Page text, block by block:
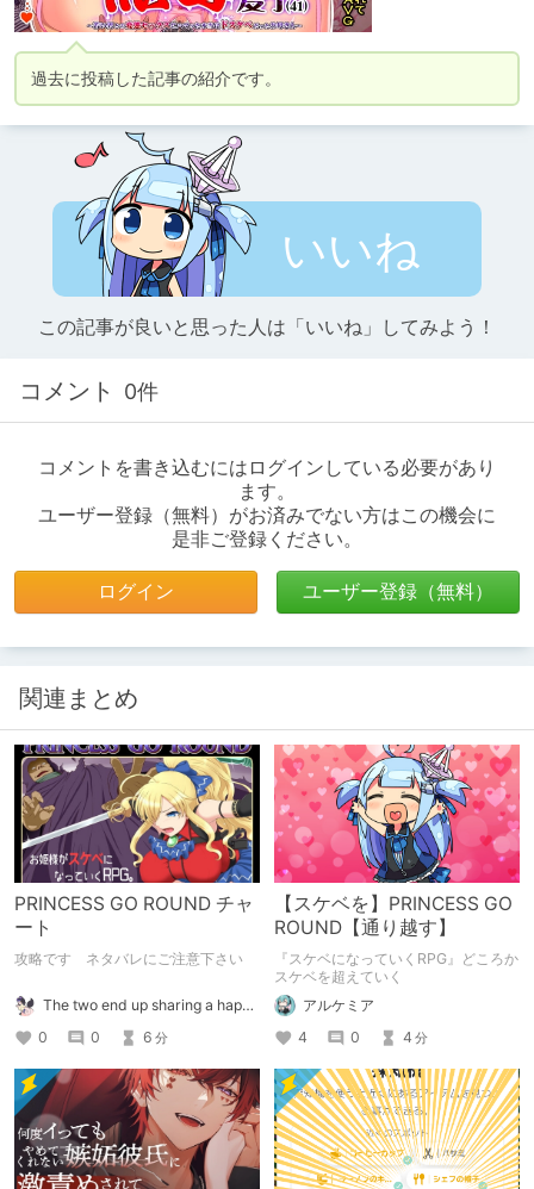
過去に投稿した記事の紹介です。
いいね
この記事が良いと思った人は「いいね」してみよう！
コメント 0件
コメントを書き込むにはログインしている必要があり
ます。
ユーザー登録（無料）がお済みでない方はこの機会に
是非ご登録ください。
ログイン ユーザー登録（無料）
関連まとめ
PRINCESS GO ROUND チャ
ート
攻略です ネタバレにご注意下さい
The two end up sharing a happy kiss【二人は幸せな接吻をして終了】
0
0 6 分
【スケベを】PRINCESS GO
ROUND【通り越す】
『スケベになっていくRPG』どころか
スケベを超えていく
アルケミア
4
0 4 分